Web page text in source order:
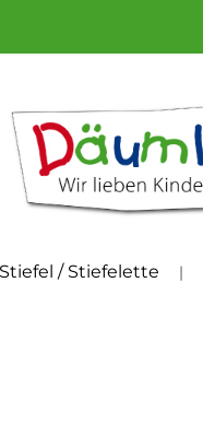
Stiefel / Stiefelette